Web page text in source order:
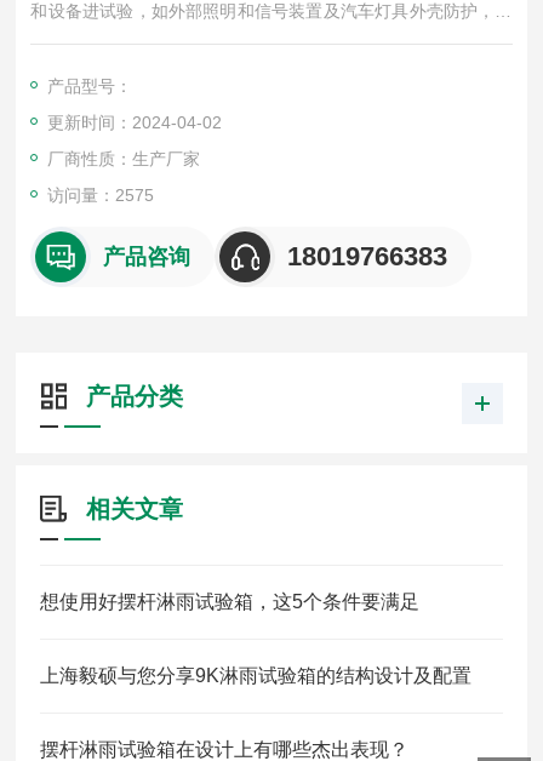
和设备进试验，如外部照明和信号装置及汽车灯具外壳防护，满
足GB4208标准IP代码第2位表征数3、4的防护试验，也可根据试
产品型号：
更新时间：2024-04-02
厂商性质：生产厂家
访问量：2575
产品咨询 18019766383
产品分类
相关文章
想使用好摆杆淋雨试验箱，这5个条件要满足
上海毅硕与您分享9K淋雨试验箱的结构设计及配置
摆杆淋雨试验箱在设计上有哪些杰出表现？